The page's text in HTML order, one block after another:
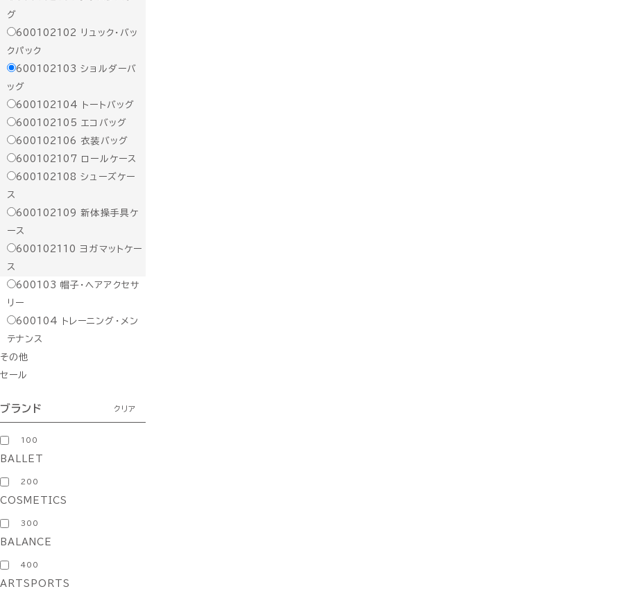
グ
600102102
リュック・バッ
クパック
600102103 ショルダーバ
ッグ
600102104
トートバッグ
600102105
エコバッグ
600102106
衣装バッグ
600102107
ロールケース
600102108 シューズケー
ス
600102109 新体操手具ケ
ース
600102110
ヨガマットケー
ス
600103 帽子・ヘアアクセサ
リー
600104
トレーニング・メン
テナンス
その他
セール
ブランド クリア
100
BALLET
200
COSMETICS
300
BALANCE
400
ARTSPORTS